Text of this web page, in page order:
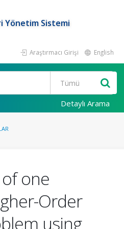
Yönetim Sistemi
Araştırmacı Girişi English
Detaylı Arama
one
Order
using